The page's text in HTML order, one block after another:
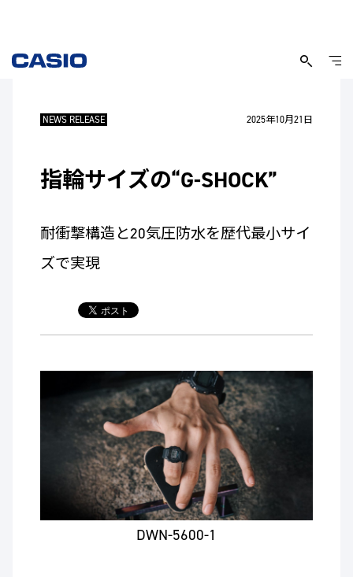
NEWS RELEASE 2025年10月21日
指輪サイズの“G-SHOCK”
耐衝撃構造と20気圧防水を歴代最小サイ
ズで実現
DWN-5600-1